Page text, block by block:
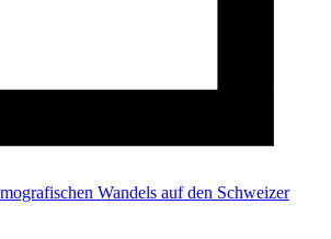
Wandels auf den Schweizer